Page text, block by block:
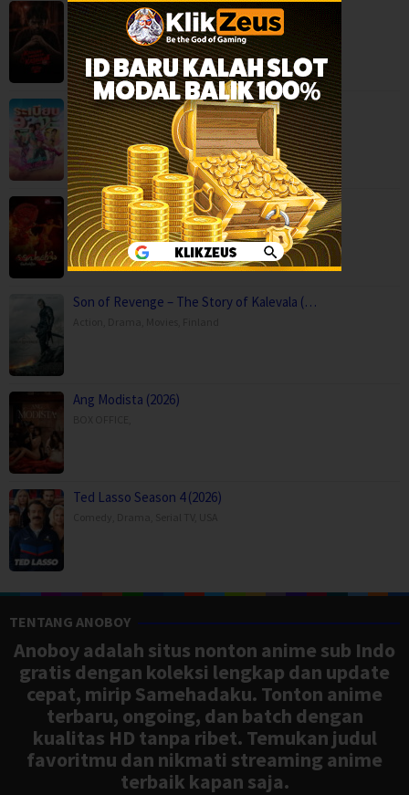
Kaalam paranja kadha (2026)
Crime,Movies,Thriller,
Mor Lam Rhythm (2026)
Comedy,Drama,Movies,Music,Thailand
Paithalattam (2026)
Crime,Movies,Thriller,
Son of Revenge – The Story of Kalevala (…
Ang Modista (2026)
Ted Lasso Season 4 (2026)
TENTANG ANOBOY
Anoboy adalah situs nonton anime sub Indo
gratis dengan koleksi lengkap dan update
cepat, mirip Samehadaku. Tonton anime
terbaru, ongoing, dan batch dengan
kualitas HD tanpa ribet. Temukan judul
favoritmu dan nikmati streaming anime
terbaik kapan saja.